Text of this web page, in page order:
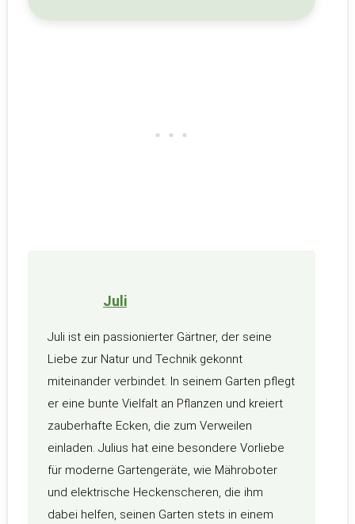
Juli
Juli ist ein passionierter Gärtner, der seine
Liebe zur Natur und Technik gekonnt
miteinander verbindet. In seinem Garten pflegt
er eine bunte Vielfalt an Pflanzen und kreiert
zauberhafte Ecken, die zum Verweilen
einladen. Julius hat eine besondere Vorliebe
für moderne Gartengeräte, wie Mähroboter
und elektrische Heckenscheren, die ihm
dabei helfen, seinen Garten stets in einem